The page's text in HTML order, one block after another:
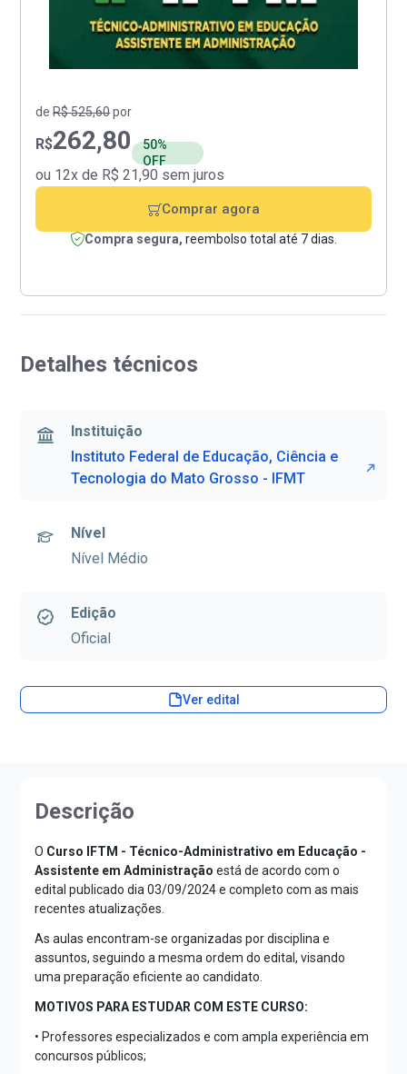
Detalhes técnicos
Instituição
Instituto Federal de Educação, Ciência e
Tecnologia do Mato Grosso - IFMT
Nível
Nível Médio
Edição
Oficial
Ver edital
deR$ 525,60por
R$262,80
50%
OFF
ou 12x de R$ 21,90 sem juros
Comprar agora
Compra segura, reembolso total até 7 dias.
Descrição
O Curso IFTM - Técnico-Administrativo em Educação -
Assistente em Administração está de acordo com o
edital publicado dia 03/09/2024 e completo com as mais
recentes atualizações.
As aulas encontram-se organizadas por disciplina e
assuntos, seguindo a mesma ordem do edital, visando
uma preparação eficiente ao candidato.
MOTIVOS PARA ESTUDAR COM ESTE CURSO:
• Professores especializados e com ampla experiência em
concursos públicos;